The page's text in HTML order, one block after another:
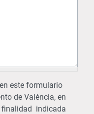
este formulario
de València, en
finalidad indicada